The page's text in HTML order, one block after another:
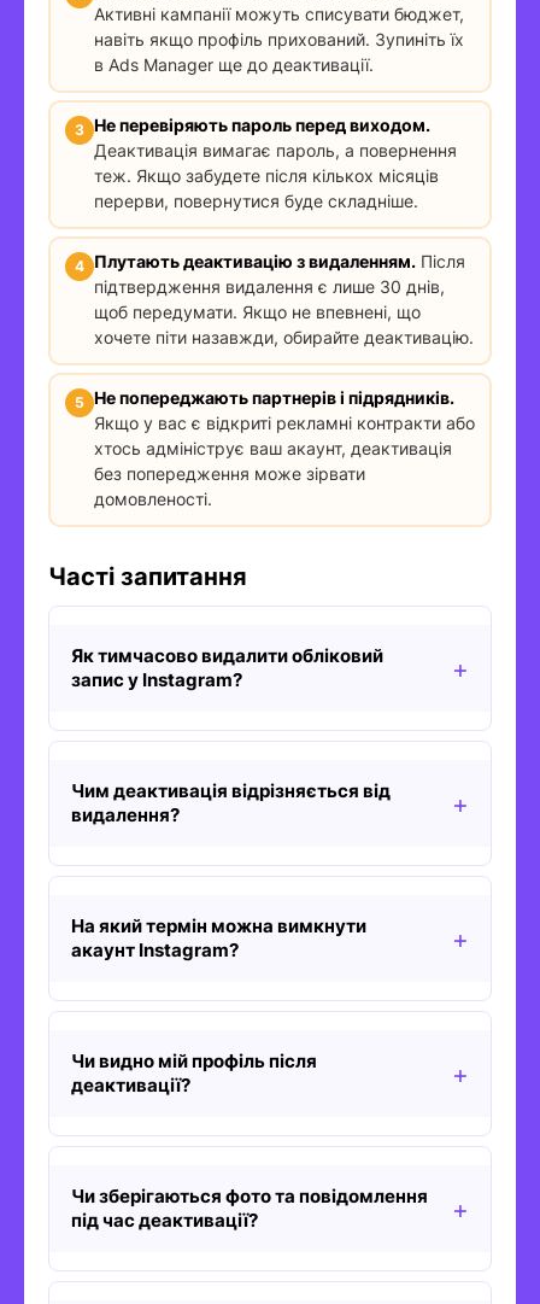
Активні кампанії можуть списувати бюджет,
навіть якщо профіль прихований. Зупиніть їх
в Ads Manager ще до деактивації.
Не перевіряють пароль перед виходом.
Деактивація вимагає пароль, а повернення
теж. Якщо забудете після кількох місяців
перерви, повернутися буде складніше.
Плутають деактивацію з видаленням.Після
підтвердження видалення є лише 30 днів,
щоб передумати. Якщо не впевнені, що
хочете піти назавжди, обирайте деактивацію.
Не попереджають партнерів і підрядників.
Якщо у вас є відкриті рекламні контракти або
хтось адмініструє ваш акаунт, деактивація
без попередження може зірвати
домовленості.
Часті запитання
Як тимчасово видалити обліковий
запис у Instagram?
Чим деактивація відрізняється від
видалення?
На який термін можна вимкнути
акаунт Instagram?
Чи видно мій профіль після
деактивації?
Чи зберігаються фото та повідомлення
під час деактивації?